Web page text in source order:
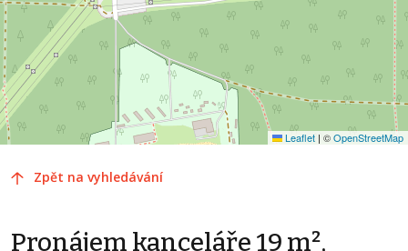
Leaflet | ©OpenStreetMap
Zpět na vyhledávání
Pronájem kanceláře 19 m²,